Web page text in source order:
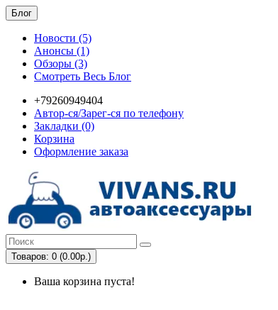
Блог
Новости (5)
Анонсы (1)
Обзоры (3)
Смотреть Весь Блог
+79260949404
Автор-ся/Зарег-ся по телефону
Закладки (0)
Корзина
Оформление заказа
Товаров: 0 (0.00р.)
Ваша корзина пуста!